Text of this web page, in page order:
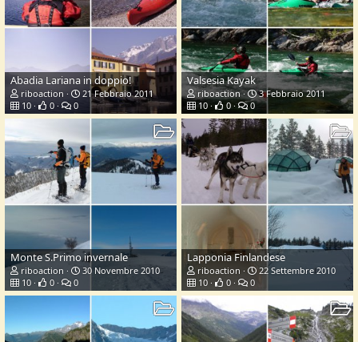
Abadia Lariana in doppio!
riboaction
21 Febbraio 2011
10
0 0
Valsesia Kayak
riboaction
3 Febbraio 2011
10
0 0
Monte S.Primo invernale
riboaction
30 Novembre 2010
10
0 0
Lapponia Finlandese
riboaction
22 Settembre 2010
10
0 0